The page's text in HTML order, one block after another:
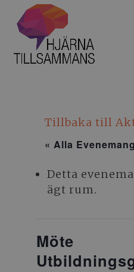
Tillbaka till
« Alla Evenemang
Detta
ägt rum.
Möte